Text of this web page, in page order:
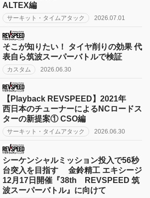
ALTEX編
サーキット・タイムアタック 2026.07.01
そこが知りたい！ タイヤ削りの効果 代
表自ら筑波スーパーバトルで検証
カスタム 2026.06.30
【Playback REVSPEED】2021年
西日本のチューナーによるNCロードス
ターの新提案① CSO編
サーキット・タイムアタック 2026.06.30
シーケンシャルミッション投入で56秒
台突入を目指す 金鈴精工 エキシージ
12月17日開催『38th REVSPEED 筑
波スーパーバトル』に向けて